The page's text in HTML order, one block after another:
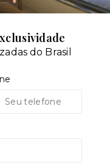
do Brasil